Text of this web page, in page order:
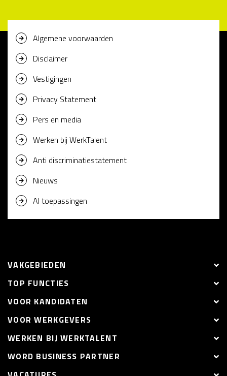
Algemene voorwaarden
Disclaimer
Vestigingen
Privacy Statement
Pers en media
Werken bij WerkTalent
Anti discriminatiestatement
Nieuws
AI toepassingen
VAKGEBIEDEN
TOP FUNCTIES
VOOR KANDIDATEN
VOOR WERKGEVERS
WERKEN BIJ WERKTALENT
WORD BUSINESS PARTNER